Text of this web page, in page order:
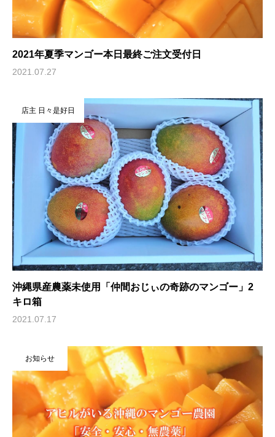
2021年夏季マンゴー本日最終ご注文受付日
2021.07.27
沖縄県産農薬未使用「仲間おじぃの奇跡のマンゴー」2
キロ箱
2021.07.17
店主 日々是好日
お知らせ